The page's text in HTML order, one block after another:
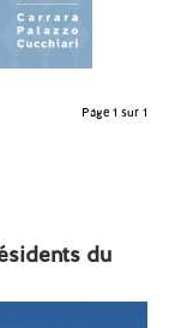
Page 1 sur 1
du